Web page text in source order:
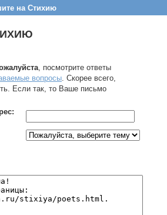
на Стихию
, посмотрите ответы
вопросы. Скорее всего,
Если так, то Ваше письмо